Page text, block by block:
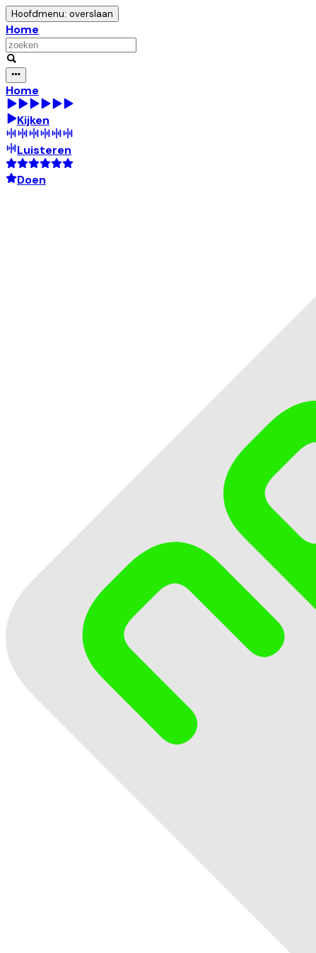
Hoofdmenu: overslaan
Home
Home
Kijken
Luisteren
Doen